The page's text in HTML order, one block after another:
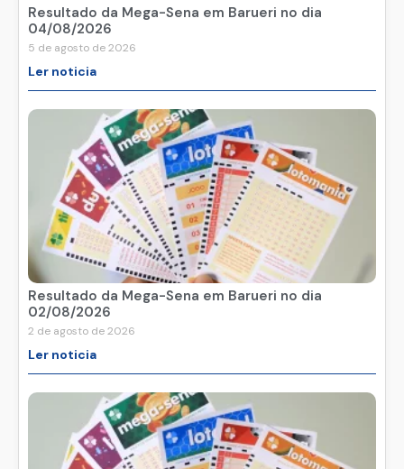
Resultado da Mega-Sena em Barueri no dia
04/08/2026
5 de agosto de 2026
Ler noticia
Resultado da Mega-Sena em Barueri no dia
02/08/2026
2 de agosto de 2026
Ler noticia